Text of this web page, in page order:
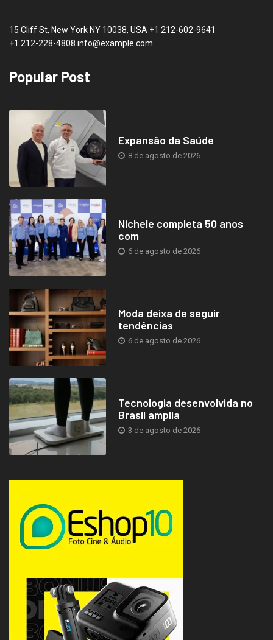
15 Cliff St, New York NY 10038, USA +1 212-602-9641
+1 212-228-4808 info@example.com
Popular Post
Expansão da Saúde
8 de agosto de 2026
Nichele completa 50 anos
com
6 de agosto de 2026
Moda deixa de seguir
tendências
6 de agosto de 2026
Tecnologia desenvolvida no
Brasil amplia
3 de agosto de 2026